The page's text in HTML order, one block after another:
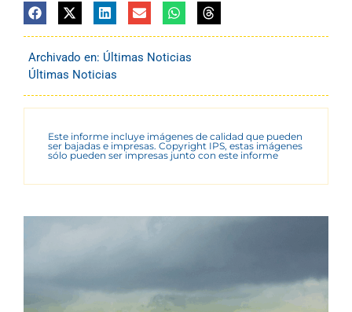
Archivado en: Últimas Noticias
Últimas Noticias
Este informe incluye imágenes de calidad que pueden
ser bajadas e impresas. Copyright IPS, estas imágenes
sólo pueden ser impresas junto con este informe